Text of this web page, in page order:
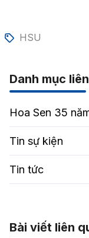
HSU
Danh mục
Hoa Sen 35
Tin sự kiện
Tin tức
Bài viết liên